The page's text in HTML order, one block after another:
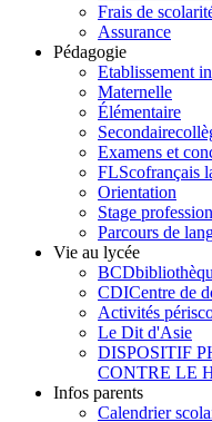
Frais de
Assurance
Pédagogie
Etablissement
Maternelle
Élémentaire
Secondaire
Examens et
FLScofrançais
Orientation
Stage
Parcours de
Vie au lycée
BCD
CDICentre de
Activités
Le Dit d'Asie
DISPOSITIF
CONTRE LE
Infos parents
Calendrier